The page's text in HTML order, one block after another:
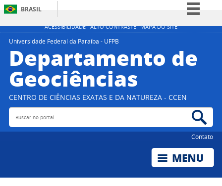
ACESSIBILIDADE ALTO CONTRASTE MAPA DO SITE
BRASIL
Simplifique!
Participe
Universidade Federal da Paraíba - UFPB
Departamento de
Geociências
CENTRO DE CIÊNCIAS EXATAS E DA NATUREZA - CCEN
Buscar no portal
Contato